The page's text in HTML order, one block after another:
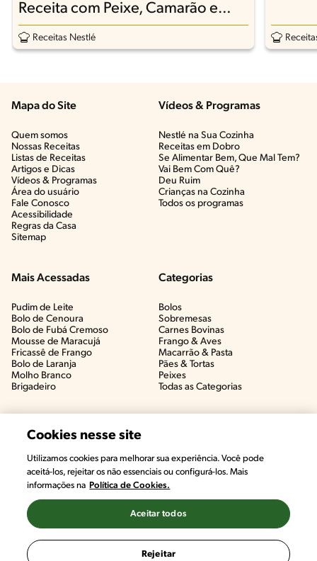
Receita com Peixe, Camarão e
Sardinha
Receitas Nestlé
Mapa do Site
Quem somos
Nossas Receitas
Listas de Receitas​
Artigos e Dicas​
Vídeos & Programas​
Área do usuário
Fale Conosco
Acessibilidade
Regras da Casa
Sitemap
Vídeos & Programas​
Nestlé na Sua Cozinha
Receitas em Dobro
Se Alimentar Bem, Que Mal Tem?​
Vai Bem Com Quê?​
Deu Ruim​
Crianças na Cozinha​
Todos os programas
Mais Acessadas
Pudim de Leite
Bolo de Cenoura
Bolo de Fubá Cremoso
Mousse de Maracujá
Fricassê de Frango
Bolo de Laranja
Molho Branco
Brigadeiro
Categorias
Bolos
Sobremesas
Carnes Bovinas​
Frango & Aves​
Macarrão & Pasta​
Pães & Tortas​
Peixes
Todas as Categorias
Cookies nesse site
Utilizamos cookies para melhorar sua experiência. Você pode
aceitá-los, rejeitar os não essenciais ou configurá-los. Mais
informações na Política de Cookies.
Rejeitar
Aceitar todos